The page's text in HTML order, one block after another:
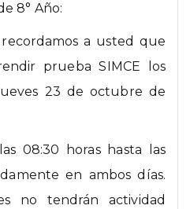
8° Año:
a usted que
prueba SIMCE los
23 de octubre de
08:30 horas hasta las
en ambos días.
no tendrán actividad